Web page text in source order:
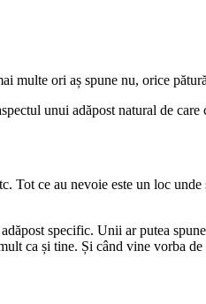
multe ori aș spune nu, orice
unui adăpost natural de
ce au nevoie este un loc unde
specific. Unii ar putea
ca și tine. Și când vine vorba